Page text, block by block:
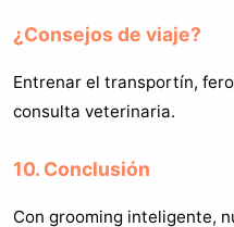
¿Consejos de viaje?
Entrenar el transportín,
consulta veterinaria.
10. Conclusión
Con grooming inteligente,